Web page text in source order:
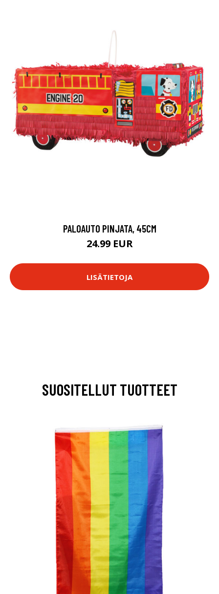
PALOAUTO PINJATA, 45CM
24.99 EUR
LISÄTIETOJA
SUOSITELLUT TUOTTEET